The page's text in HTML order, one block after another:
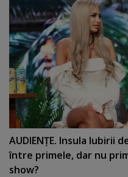
AUDIENŢE. Insula Iubirii
între primele, dar nu
show?